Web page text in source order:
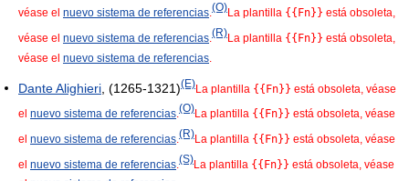
véase el nuevo sistema de referencias.(O)La plantilla {{Fn}} está obsoleta,
véase el nuevo sistema de referencias (R)La plantilla {{Fn}} está obsoleta,
véase el nuevo sistema de referencias
Dante Alighieri , (1265-1321)(E)La plantilla {{Fn}} está obsoleta, véase
el nuevo sistema de referencias.(O)La plantilla {{Fn}} está obsoleta, véase
el nuevo sistema de referencias (R)La plantilla {{Fn}} está obsoleta, véase
el nuevo sistema de referencias (S)La plantilla {{Fn}} está obsoleta, véase